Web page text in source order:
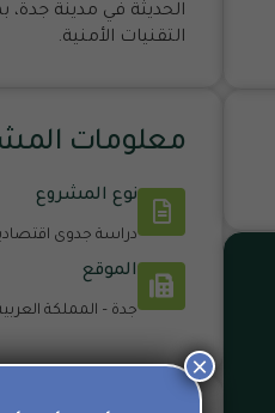
الحديثة في مدينة
التقنيات الأمنية.
معلومات
نوع المشروع
دراسة جدوى
الموقع
جدة – المملكة
×